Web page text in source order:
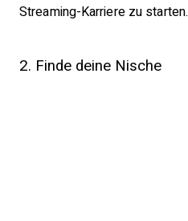
Streaming-Karriere zu starten.
2. Finde deine Nische